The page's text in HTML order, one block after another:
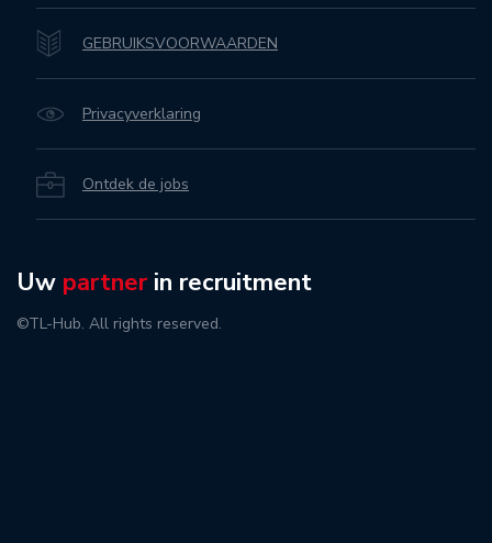
GEBRUIKSVOORWAARDEN
Privacyverklaring
Ontdek de jobs
Uw partner in recruitment
©TL-Hub. All rights reserved.